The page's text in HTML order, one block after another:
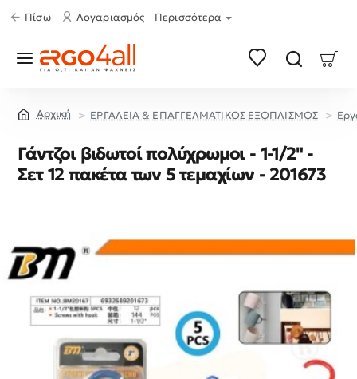
Πίσω Λογαριασμός Περισσότερα
ΕΡΓΑΛΕΙΑ & ΕΠΑΓΓΕΛΜΑΤΙΚΟΣ ΕΞΟΠΛΙΣΜΟΣ
Γάντζοι βιδωτοί πολύχρωμοι - 1-1/2" -
Σετ 12 πακέτα των 5 τεμαχίων - 201673